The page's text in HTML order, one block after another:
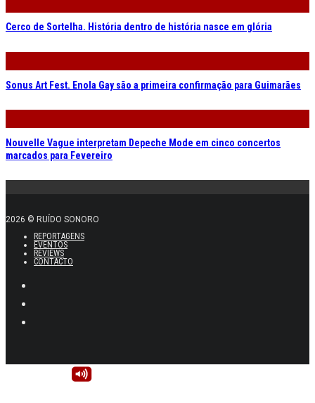
Cerco de Sortelha. História dentro de história nasce em glória
Sonus Art Fest. Enola Gay são a primeira confirmação para Guimarães
Nouvelle Vague interpretam Depeche Mode em cinco concertos
marcados para Fevereiro
2026 © RUÍDO SONORO
REPORTAGENS
EVENTOS
REVIEWS
CONTACTO